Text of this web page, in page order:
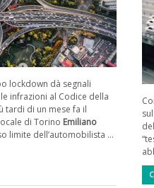
lockdown dà segnali
infrazioni al Codice della
tardi di un mese fa il
di Torino Emiliano
limite dell’automobilista …